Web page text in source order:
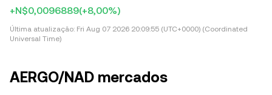
+N$0,0096889(+8,00%)
Última atualização: Fri Aug 07 2026 20:09:55 (UTC+0000) (Coordinated
Universal Time)
AERGO/NAD mercados